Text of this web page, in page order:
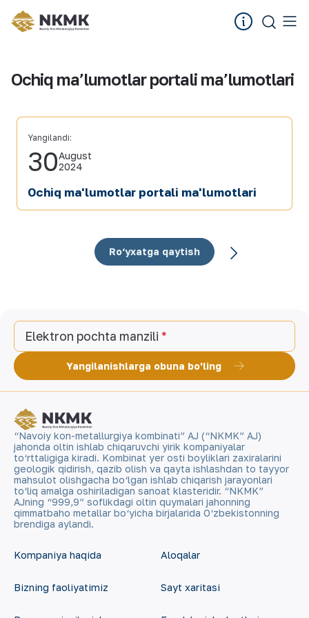
Ochiq ma’lumotlar portali ma’lumotlari
Yangilandi:
30August
2024
Ochiq ma'lumotlar portali ma'lumotlari
Ro‘yxatga qaytish
Elektron pochta manzili
Yangilanishlarga obuna bo'ling
“Navoiy kon-metallurgiya kombinati” AJ (“NKMK” AJ)
jahonda oltin ishlab chiqaruvchi yirik kompaniyalar
to‘rttaligiga kiradi. Kombinat yer osti boyliklari zaxiralarini
geologik qidirish, qazib olish va qayta ishlashdan to tayyor
mahsulot olishgacha bo‘lgan ishlab chiqarish jarayonlari
to‘liq amalga oshiriladigan sanoat klasteridir. “NKMK”
AJning “999,9” soflikdagi oltin quymalari jahonning
qimmatbaho metallar bo‘yicha birjalarida O‘zbekistonning
brendiga aylandi.
Kompaniya haqida
Bizning faoliyatimiz
Aloqalar
Sayt xaritasi